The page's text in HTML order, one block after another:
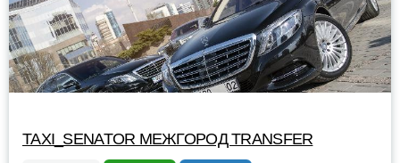
TAXI_SENATOR МЕЖГОРОД TRANSFER